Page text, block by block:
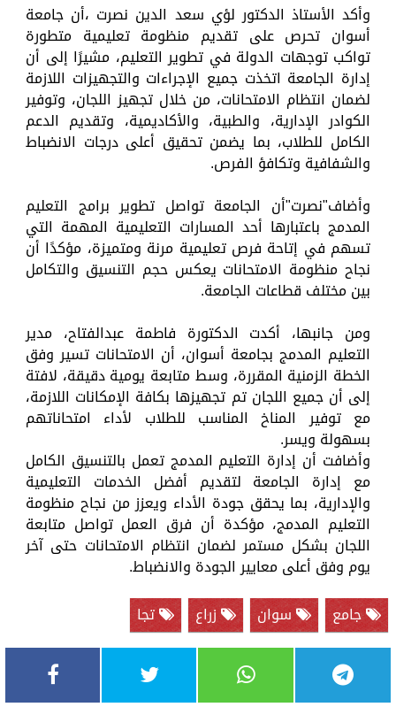
وأكد الأستاذ الدكتور لؤي سعد الدين نصرت ،أن جامعة
أسوان تحرص على تقديم منظومة تعليمية متطورة
تواكب توجهات الدولة في تطوير التعليم، مشيرًا إلى أن
إدارة الجامعة اتخذت جميع الإجراءات والتجهيزات اللازمة
لضمان انتظام الامتحانات، من خلال تجهيز اللجان، وتوفير
الكوادر الإدارية، والطبية، والأكاديمية، وتقديم الدعم
الكامل للطلاب، بما يضمن تحقيق أعلى درجات الانضباط
والشفافية وتكافؤ الفرص.
وأضاف"نصرت"أن الجامعة تواصل تطوير برامج التعليم
المدمج باعتبارها أحد المسارات التعليمية المهمة التي
تسهم في إتاحة فرص تعليمية مرنة ومتميزة، مؤكدًا أن
نجاح منظومة الامتحانات يعكس حجم التنسيق والتكامل
بين مختلف قطاعات الجامعة.
ومن جانبها، أكدت الدكتورة فاطمة عبدالفتاح، مدير
التعليم المدمج بجامعة أسوان، أن الامتحانات تسير وفق
الخطة الزمنية المقررة، وسط متابعة يومية دقيقة، لافتة
إلى أن جميع اللجان تم تجهيزها بكافة الإمكانات اللازمة،
مع توفير المناخ المناسب للطلاب لأداء امتحاناتهم
بسهولة ويسر.
وأضافت أن إدارة التعليم المدمج تعمل بالتنسيق الكامل
مع إدارة الجامعة لتقديم أفضل الخدمات التعليمية
والإدارية، بما يحقق جودة الأداء ويعزز من نجاح منظومة
التعليم المدمج، مؤكدة أن فرق العمل تواصل متابعة
اللجان بشكل مستمر لضمان انتظام الامتحانات حتى آخر
يوم وفق أعلى معايير الجودة والانضباط.
جامع
سوان زراع تجا